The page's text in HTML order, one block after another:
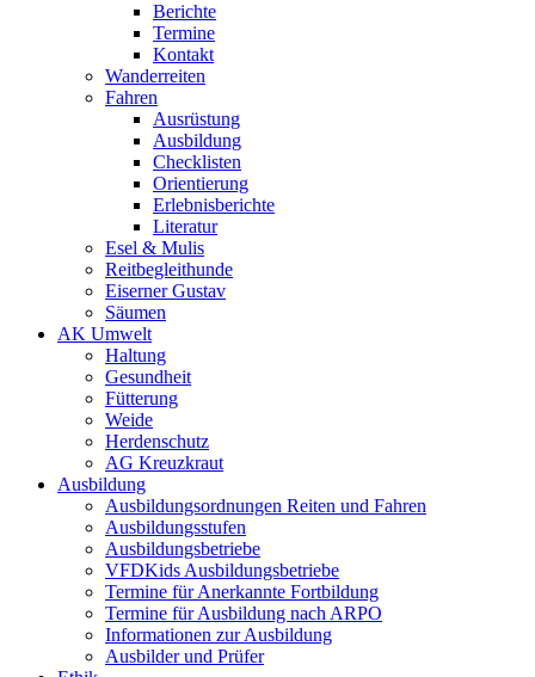
Berichte
Termine
Kontakt
Wanderreiten
Fahren
Ausrüstung
Ausbildung
Checklisten
Orientierung
Erlebnisberichte
Literatur
Esel & Mulis
Reitbegleithunde
Eiserner Gustav
Säumen
AK Umwelt
Haltung
Gesundheit
Fütterung
Weide
Herdenschutz
AG Kreuzkraut
Ausbildung
Ausbildungsordnungen Reiten und Fahren
Ausbildungsstufen
Ausbildungsbetriebe
VFDKids Ausbildungsbetriebe
Termine für Anerkannte Fortbildung
Termine für Ausbildung nach ARPO
Informationen zur Ausbildung
Ausbilder und Prüfer